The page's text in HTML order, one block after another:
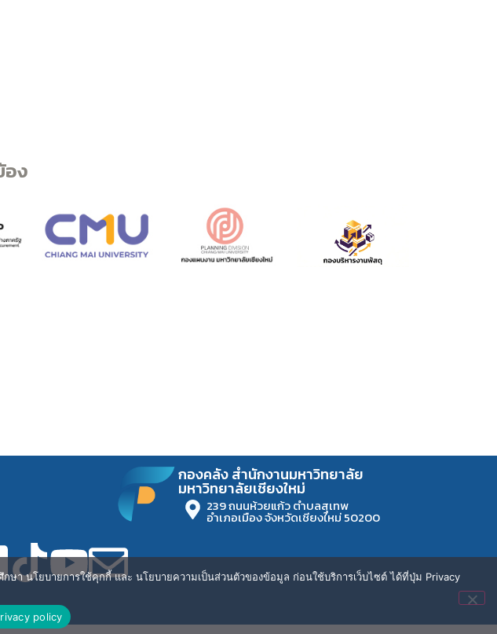
อง
กองคลัง สำนักงานมหาวิทยาลัย
มหาวิทยาลัยเชียงใหม่
239 ถนนห้วยแก้ว ตำบลสุเทพ
อำเภอเมือง จังหวัดเชียงใหม่ 50200
า นโยบายการใช้คุกกี้ และ นโยบายความเป็นส่วนตัวของข้อมูล ก่อนใช้บริการเว็บไซต์ ได้ที่ปุ่ม Privacy
policy